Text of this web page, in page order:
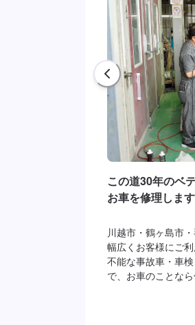
この道30年のベ
お車を修理しま
川越市・鶴ヶ島市
幅広くお客様にご
不能な事故車・車
で、お車のことな